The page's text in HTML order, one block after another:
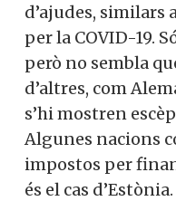
d’ajudes, similars
per la COVID-19.
però no sembla
d’altres, com
s’hi mostren
Algunes nacions
impostos per
és el cas d’Estònia.